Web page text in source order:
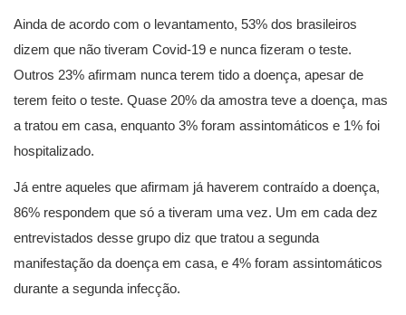
Ainda de acordo com o levantamento, 53% dos brasileiros
dizem que não tiveram Covid-19 e nunca fizeram o teste.
Outros 23% afirmam nunca terem tido a doença, apesar de
terem feito o teste. Quase 20% da amostra teve a doença, mas
a tratou em casa, enquanto 3% foram assintomáticos e 1% foi
hospitalizado.
Já entre aqueles que afirmam já haverem contraído a doença,
86% respondem que só a tiveram uma vez. Um em cada dez
entrevistados desse grupo diz que tratou a segunda
manifestação da doença em casa, e 4% foram assintomáticos
durante a segunda infecção.